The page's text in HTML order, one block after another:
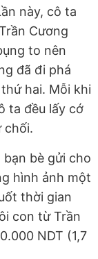
này, cô ta
Cương
to nên
đã đi phá
hai. Mỗi khi
ta đều lấy cớ
chối.
bè gửi cho
hình ảnh một
thời gian
con từ Trần
NDT (1,7